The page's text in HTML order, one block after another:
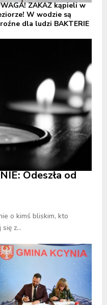
ZAKAZ kąpieli w
W wodzie są
dla ludzi BAKTERIE
Odeszła od
o kimś bliskim, kto
z...